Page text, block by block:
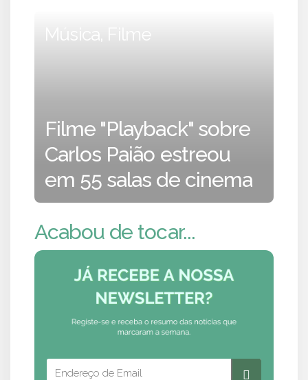
Música, Filme
Filme "Playback" sobre
Carlos Paião estreou
em 55 salas de cinema
Acabou de tocar...